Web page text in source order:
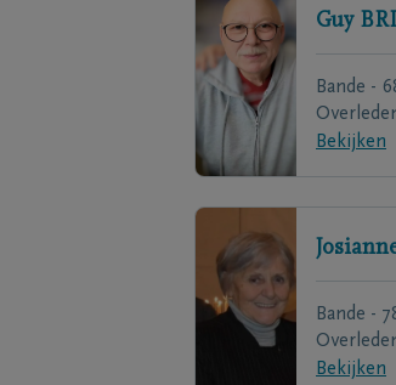
Guy
Bande -
Bekijken
Bande -
Bekijken